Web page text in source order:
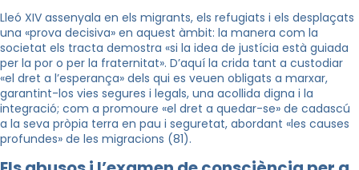
Lleó XIV assenyala en els migrants, els refugiats i els desplaçats
una «prova decisiva» en aquest àmbit: la manera com la
societat els tracta demostra «si la idea de justícia està guiada
per la por o per la fraternitat». D’aquí la crida tant a custodiar
«el dret a l’esperança» dels qui es veuen obligats a marxar,
garantint-los vies segures i legals, una acollida digna i la
integració; com a promoure «el dret a quedar-se» de cadascú
a la seva pròpia terra en pau i seguretat, abordant «les causes
profundes» de les migracions (81).